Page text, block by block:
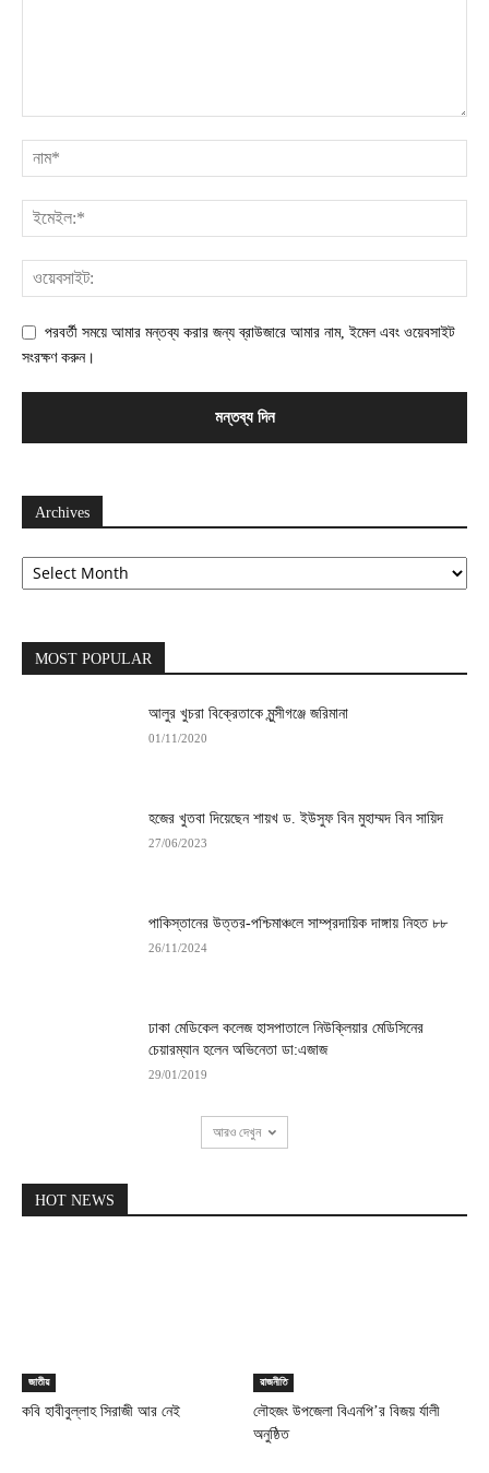
পরবর্তী সময়ে আমার মন্তব্য করার জন্য ব্রাউজারে আমার নাম, ইমেল এবং ওয়েবসাইট
সংরক্ষণ করুন।
Archives
Archives
MOST POPULAR
আলুর খুচরা বিক্রেতাকে মুন্সীগঞ্জে জরিমানা
01/11/2020
হজের খুতবা দিয়েছেন শায়খ ড. ইউসুফ বিন মুহাম্মদ বিন সায়িদ
27/06/2023
পাকিস্তানের উত্তর-পশ্চিমাঞ্চলে সাম্প্রদায়িক দাঙ্গায় নিহত ৮৮
26/11/2024
ঢাকা মেডিকেল কলেজ হাসপাতালে নিউক্লিয়ার মেডিসিনের
চেয়ারম্যান হলেন অভিনেতা ডা:এজাজ
29/01/2019
আরও দেখুন
HOT NEWS
জাতীয়
কবি হাবীবুল্লাহ সিরাজী আর নেই
রাজনীতি
লৌহজং উপজেলা বিএনপি’র বিজয় র্যালী
অনুষ্ঠিত